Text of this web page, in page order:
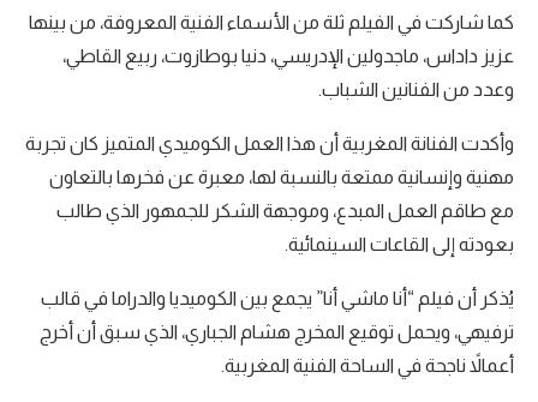
كما شاركت في الفيلم ثلة من الأسماء الفنية المعروفة، من بينها
عزيز داداس، ماجدولين الإدريسي، دنيا بوطازوت، ربيع القاطي،
وعدد من الفنانين الشباب.
وأكدت الفنانة المغربية أن هذا العمل الكوميدي المتميز كان تجربة
مهنية وإنسانية ممتعة بالنسبة لها، معبرة عن فخرها بالتعاون
مع طاقم العمل المبدع، وموجهة الشكر للجمهور الذي طالب
بعودته إلى القاعات السينمائية.
يُذكر أن فيلم “أنا ماشي أنا” يجمع بين الكوميديا والدراما في قالب
ترفيهي، ويحمل توقيع المخرج هشام الجباري، الذي سبق أن أخرج
أعمالاً ناجحة في الساحة الفنية المغربية.